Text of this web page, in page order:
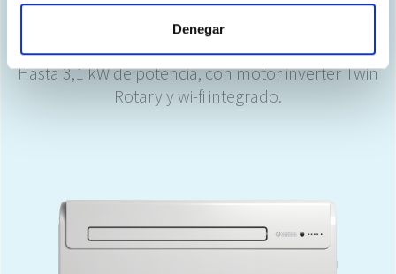
Denegar
Unico Evo y Unico Next
Hasta 3,1 kW de potencia, con motor inverter Twin
Rotary y wi-fi integrado.